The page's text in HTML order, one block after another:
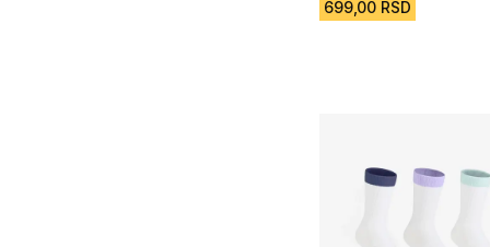
699,00 RSD